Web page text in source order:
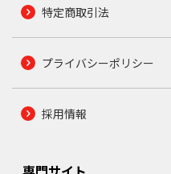
特定商取引法
プライバシーポリシー
採用情報